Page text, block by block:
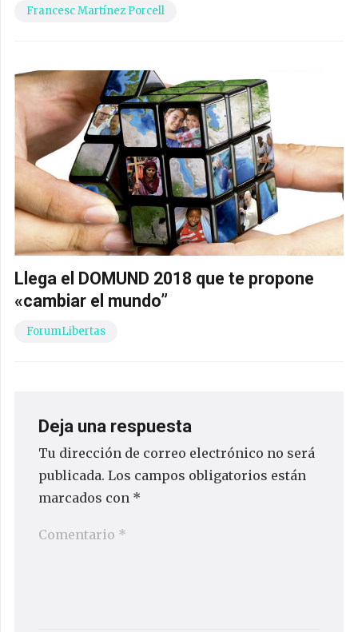
Francesc Martínez Porcell
Llega el DOMUND 2018 que te propone
«cambiar el mundo”
ForumLibertas
Deja una respuesta
Tu dirección de correo electrónico no será
publicada. Los campos obligatorios están
marcados con *